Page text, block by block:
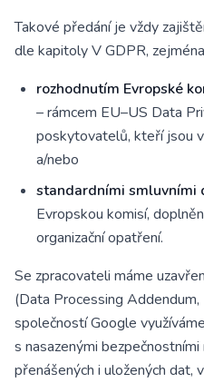
Takové předání je vždy
dle kapitoly V GDPR,
rozhodnutím Evropské
– rámcem EU–US Data
poskytovatelů, kteří jsou
a/nebo
standardními smluvními
Evropskou komisí,
organizační opatření.
Se zpracovateli máme
(Data Processing
společností Google
s nasazenými
přenášených i uložených dat,